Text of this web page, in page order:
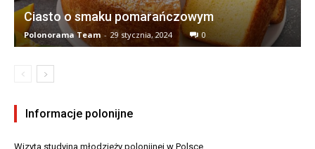
Ciasto o smaku pomarańczowym
Polonorama Team - 29 stycznia, 2024 0
Informacje polonijne
Wizyta studyjna młodzieży polonijnej w Polsce